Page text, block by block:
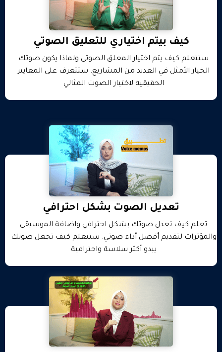
كيف بيتم اختياري للتعليق الصوتي
ستتعلم كيف يتم اختيار المعلق الصوتي ولماذا يكون صوتك
الخيار الأمثل في العديد من المشاريع. ستتعرف على المعايير
الحقيقية لاختيار الصوت المثالي
تعديل الصوت بشكل احترافي
تعلم كيف تعدل صوتك بشكل احترافي واضافة الموسيقي
والمؤثرات لتقديم أفضل أداء صوتي. ستتعلم كيف تجعل صوتك
يبدو أكثر سلاسة واحترافية